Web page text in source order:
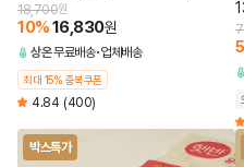
18,700원
10%16,830원
상온무료배송 업체배송
최대 15% 중복쿠폰
4.84 (400)
박스특가